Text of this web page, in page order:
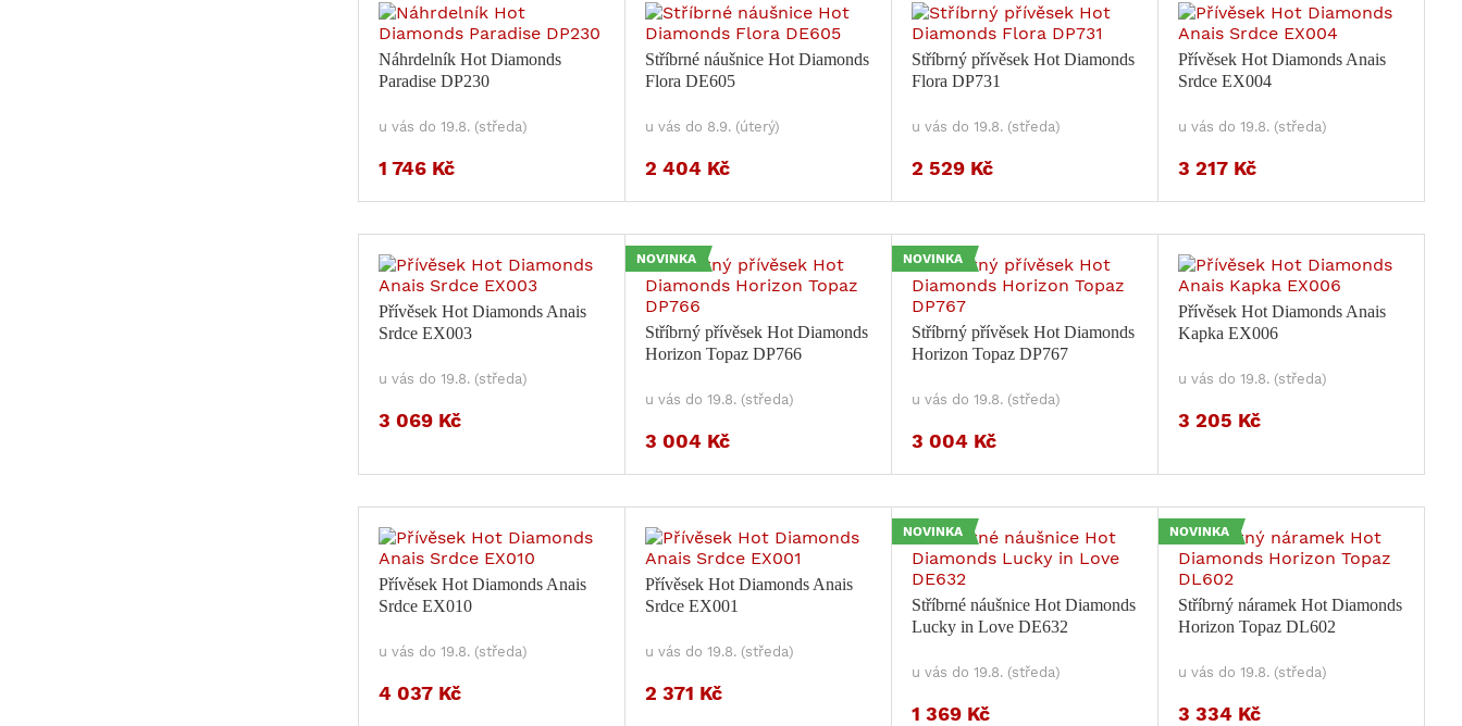
Náhrdelník Hot Diamonds
Paradise DP230
u vás do 19.8. (středa)
1 746 Kč
Stříbrné náušnice Hot Diamonds
Flora DE605
u vás do 8.9. (úterý)
2 404 Kč
Stříbrný přívěsek Hot Diamonds
Flora DP731
u vás do 19.8. (středa)
2 529 Kč
Přívěsek Hot Diamonds Anais
Srdce EX004
u vás do 19.8. (středa)
3 217 Kč
Přívěsek Hot Diamonds Anais
Srdce EX003
u vás do 19.8. (středa)
3 069 Kč
NOVINKA
Stříbrný přívěsek Hot Diamonds
Horizon Topaz DP766
u vás do 19.8. (středa)
3 004 Kč
NOVINKA
Stříbrný přívěsek Hot Diamonds
Horizon Topaz DP767
u vás do 19.8. (středa)
3 004 Kč
Přívěsek Hot Diamonds Anais
Kapka EX006
u vás do 19.8. (středa)
3 205 Kč
Přívěsek Hot Diamonds Anais
Srdce EX010
u vás do 19.8. (středa)
4 037 Kč
Přívěsek Hot Diamonds Anais
Srdce EX001
u vás do 19.8. (středa)
2 371 Kč
NOVINKA
Stříbrné náušnice Hot Diamonds
Lucky in Love DE632
u vás do 19.8. (středa)
1 369 Kč
NOVINKA
Stříbrný náramek Hot Diamonds
Horizon Topaz DL602
u vás do 19.8. (středa)
3 334 Kč